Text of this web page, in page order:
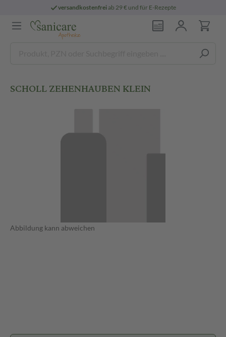
versandkostenfreiab 29 € und für E-Rezepte
SCHOLL ZEHENHAUBEN KLEIN
Abbildung kann abweichen